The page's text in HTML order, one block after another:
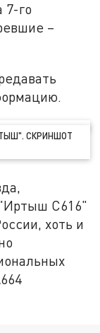
7-го
–
СКРИНШОТ
С616"
хоть и